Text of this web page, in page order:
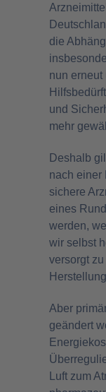
die
nun erneut
und
mehr
Deshalb
nach einer
sichere
eines
werden,
wir selbst
versorgt
Aber
geändert
Luft zum